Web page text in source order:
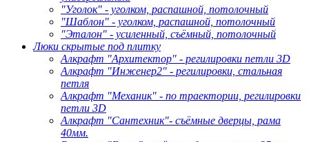
"Уголок" - уголком, распашной, потолочный
"Шаблон" - уголком, распашной, потолочный
"Эталон" - усиленный, съёмный, потолочный
Люки скрытые под плитку
Алкрафт "Архитектор" - регилировки петли 3D
Алкрафт "Инженер2" - регилировки, стальная
петля
Алкрафт "Механик" - по траектории, регилировки
петли 3D
Алкрафт "Сантехник"- съёмные дверцы, рама
40мм.